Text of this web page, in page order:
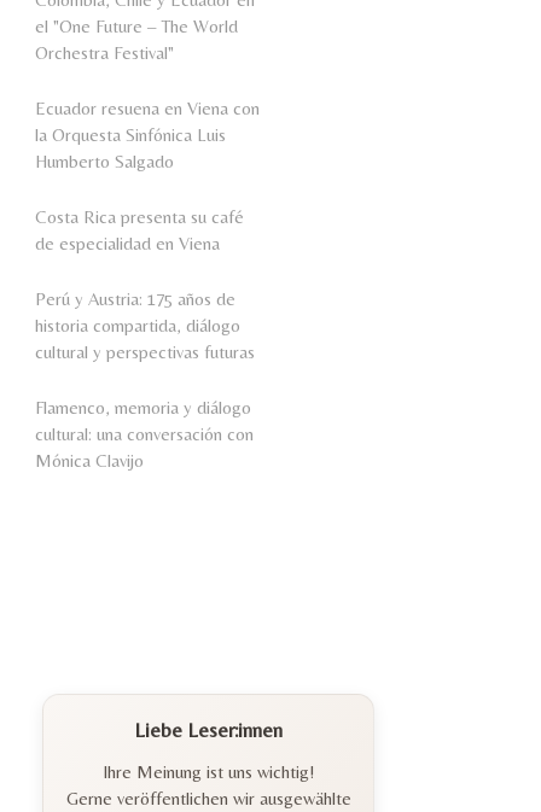
el "One Future – The World
Orchestra Festival"
Ecuador resuena en Viena con
la Orquesta Sinfónica Luis
Humberto Salgado
Costa Rica presenta su café
de especialidad en Viena
Perú y Austria: 175 años de
historia compartida, diálogo
cultural y perspectivas futuras
Flamenco, memoria y diálogo
cultural: una conversación con
Mónica Clavijo
Liebe Leser:innen
Ihre Meinung ist uns wichtig!
Gerne veröffentlichen wir ausgewählte